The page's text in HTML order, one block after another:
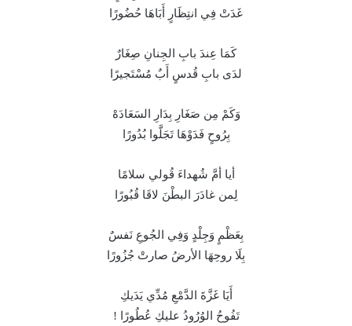
غَدَتْ فِي انتِظَارٍ أَبَاهَا حُضُورًا
كَمَا عِندَ بابِ الجِنانِ صِغَارٌ
لدَى بابِ قُدسٍ أَبٌ مُسْتَجيرًا
وَكَمْ مِن صَغَارِ بِدَارِ السَعَادَهْ
بِرُوحٍ فَدَوْهَا تَجَلَّوا بُدُورًا
أيا أمَّ شُهداءَ قُولي سلامًا
لِمن غادَرَ البطْنَ لاقَا قُبُورًا
بِعَظْمٍ وَجِلْدٍ وَفِي الجُوعِ نَفسٌ
بِلَا روحِهَا الأرضُ صارتْ جُزُورًا
أَيَا غَزَّةَ الدَّمْعِ مُدِّي يَدَيكِ
تَفُوحُ الوُرُودُ عليكِ عُطُورًا !